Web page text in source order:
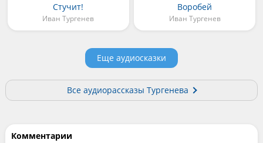
Стучит!
Иван Тургенев
Воробей
Иван Тургенев
Еще аудиосказки
Все аудиорассказы Тургенева
Комментарии